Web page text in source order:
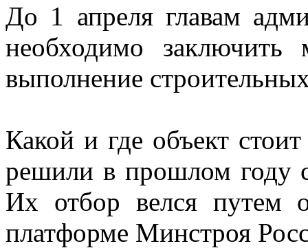
До 1 апреля главам
необходимо заключить
выполнение
Какой и где объект
решили в прошлом году
Их отбор велся путем
платформе Минстроя